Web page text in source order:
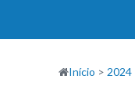
Início > 2024